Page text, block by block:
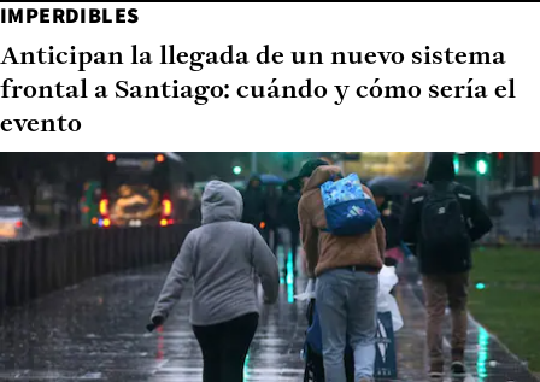
IMPERDIBLES
Anticipan la llegada de un nuevo sistema
frontal a Santiago: cuándo y cómo sería el
evento